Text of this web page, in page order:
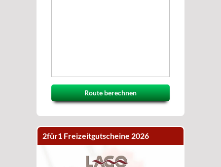
Route berechnen
2für1 Freizeitgutscheine 2026